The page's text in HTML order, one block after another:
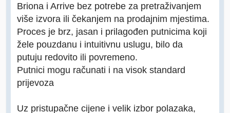
Briona i Arrive bez potrebe za pretraživanjem
više izvora ili čekanjem na prodajnim mjestima.
Proces je brz, jasan i prilagođen putnicima koji
žele pouzdanu i intuitivnu uslugu, bilo da
putuju redovito ili povremeno.
Putnici mogu računati i na visok standard
prijevoza
Uz pristupačne cijene i velik izbor polazaka,